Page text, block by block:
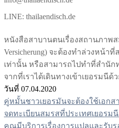
LINE: thailaendisch.de
หนังสือสาบานตนเรื่องสถานภาพสม
Versicherung) จะต้องทำล่วงหน้า
เท่านั้น หรือสามารถไปทำที่สำนัก
จากที่เราได้เดินทางเข้าเยอรมนีด้
วันที่ 07.04.2020
แนะแนว
เรื่อง
คู่หมั้นชาวเยอรมันจะต้องใช้เอก
จดทะเบียนสมรสที่ประเทศเยอรม
คุณมีบริการเรื่องการแปลและรับ